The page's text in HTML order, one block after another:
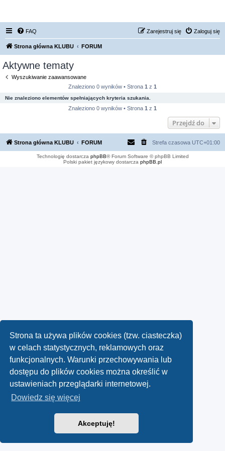
Strona ta używa plików cookies (tzw. ciasteczka)
w celach statystycznych, reklamowych oraz
funkcjonalnych. Warunki przechowywania lub
dostępu do plików cookies można określić w
ustawieniach przeglądarki internetowej.
Dowiedz się więcej
Akceptuję!
FAQ Zaloguj się
Zarejestruj się
Strona główna KLUBU FORUM
Aktywne tematy
Wyszukiwanie zaawansowane
Znaleziono 0 wyników • Strona 1 z 1
Nie znaleziono elementów spełniających kryteria szukania.
Znaleziono 0 wyników • Strona 1 z 1
Przejdź do
Strona główna KLUBU FORUM Strefa czasowa UTC+01:00
Technologię dostarcza phpBB® Forum Software © phpBB Limited
Polski pakiet językowy dostarcza phpBB.pl